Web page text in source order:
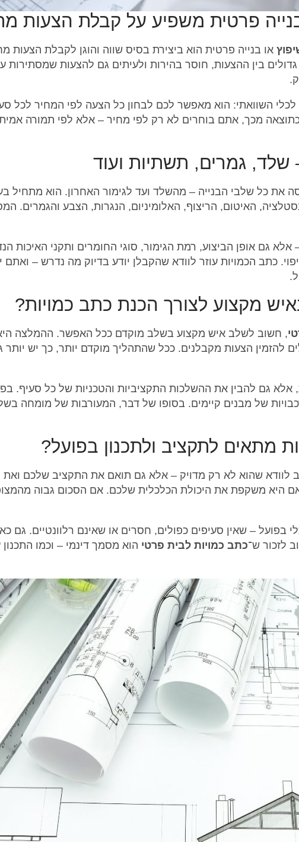
פרטית משפיע על קבלת הצעות
או בנייה פרטית הוא ביצירת בסיס שווה והוגן לקבלת הצעות
בין ההצעות, חוסר בהירות ולעיתים גם להצעות שמסתירות
לכלי השוואתי: הוא מאפשר לכם לבחון כל הצעה לפי המחיר לכל
מכך, אתם בוחרים לא רק לפי מחיר – אלא לפי תמורה
שלד, גמרים, תשתיות ועוד
את כל שלבי הבנייה – מהשלד ועד לגימור האחרון. הוא מתחיל
האיטום, הריצוף, האלומיניום, הנגרות, הצבע והגמרים.
גם אופן הביצוע, רמת הגימור, סוגי החומרים ותקני האיכות
כתב הכמויות עוזר לוודא שהקבלן יודע בדיוק מה נדרש –
מקצוע לצורך הכנת כתב כמויות?
, חשוב לשלב איש מקצוע בשלב מוקדם ככל האפשר. ההמלצה
להזמין הצעות מקבלנים. ככל שהתהליך מוקדם יותר, כך יש
אלא גם להבין את ההשלכות התקציביות והטכניות של כל סעיף.
של מבנים קיימים. בסופו של דבר, המעורבות של מומחה
מתאים לתקציב ולתכנון בפועל?
לוודא שהוא לא רק מדויק – אלא גם תואם את התקציב שלכם ואת
היא משקפת את היכולת הכלכלית שלכם. אם הסכום גבוה
– שאין סעיפים כפולים, חסרים או שאינם רלוונטיים. גם
לזכור ש־כתב כמויות לבית פרטי הוא מסמך דינמי – וכמו